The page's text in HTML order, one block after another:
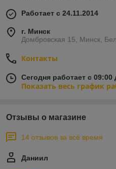
Работает с 24.11.2014
г. Минск
Домбровская 15, Минск,
Контакты
Сегодня работает с 09:00
Показать весь график
Отзывы о магазине
14 отзывов за всё время
Даниил